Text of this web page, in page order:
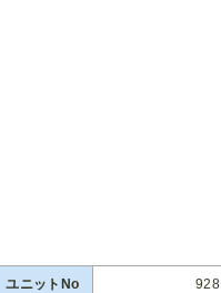
ユニットNo 928